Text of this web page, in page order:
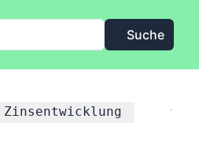
Suche
Zinsentwicklung